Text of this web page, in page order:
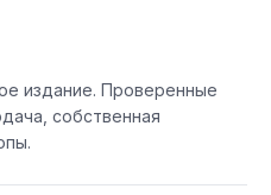
издание. Проверенные
собственная